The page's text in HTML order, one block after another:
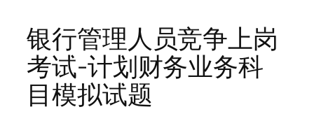
银行管理人员竞争上岗
考试-计划财务业务科
目模拟试题